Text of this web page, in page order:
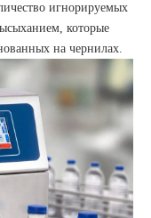
игнорируемых
которые
на чернилах.